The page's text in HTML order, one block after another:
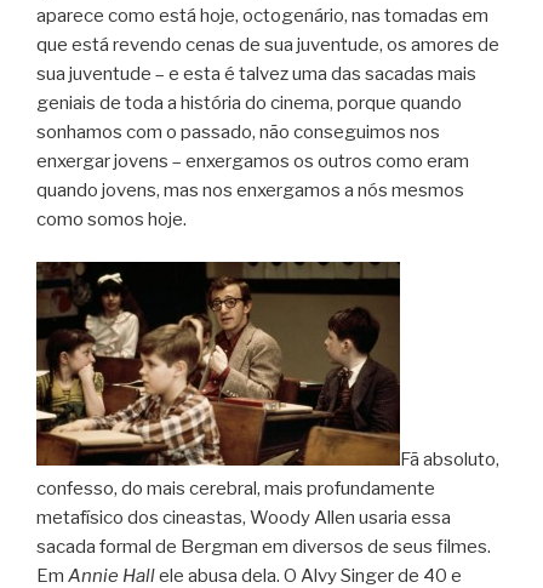
aparece como está hoje, octogenário, nas tomadas em
que está revendo cenas de sua juventude, os amores de
sua juventude – e esta é talvez uma das sacadas mais
geniais de toda a história do cinema, porque quando
sonhamos com o passado, não conseguimos nos
enxergar jovens – enxergamos os outros como eram
quando jovens, mas nos enxergamos a nós mesmos
como somos hoje.
Fã absoluto,
confesso, do mais cerebral, mais profundamente
metafísico dos cineastas, Woody Allen usaria essa
sacada formal de Bergman em diversos de seus filmes.
Em Annie Hallele abusa dela. O Alvy Singer de 40 e